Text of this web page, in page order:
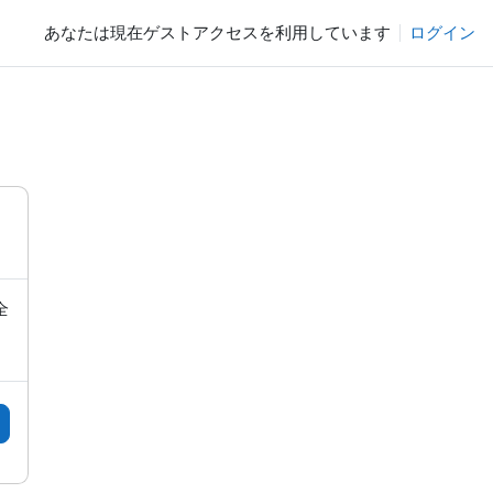
あなたは現在ゲストアクセスを利用しています ログイン